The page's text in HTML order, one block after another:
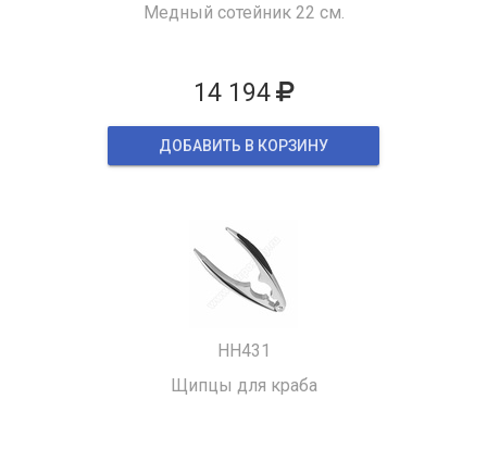
Медный сотейник 22 см.
14 194
ДОБАВИТЬ В КОРЗИНУ
HH431
Щипцы для краба